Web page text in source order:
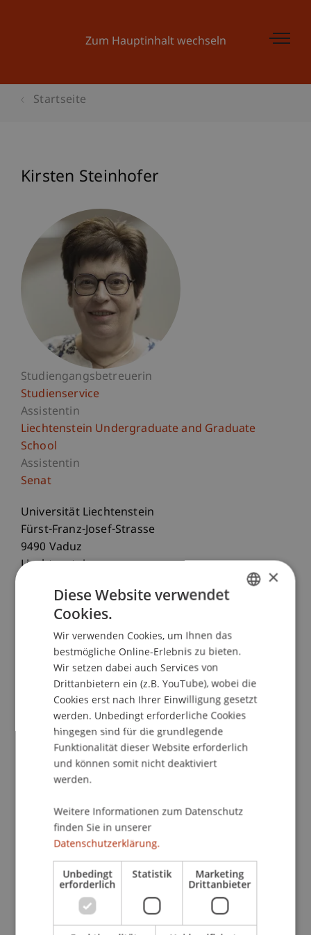
Zum Hauptinhalt wechseln
Startseite
Kirsten Steinhofer
Studiengangsbetreuerin
Studienservice
Assistentin
Liechtenstein Undergraduate and Graduate
School
Assistentin
Senat
Universität Liechtenstein
Fürst-Franz-Josef-Strasse
9490 Vaduz
Liechtenstein
T. +423 265 11 38
kirsten.steinhofer@uni.li
Forschung
Demokratie in der akademischen Lehre
IBH-Positionen
Februar 2018 bis August 2019 (abgeschlossen)
Der Entwurf akademischer Curricula wird unter
unterschiedliche Kriterien (learning outcomes,
Modularisierung, europäische Richtlinien u.a.m.)
bestimmt. Die ...Weitere
technologies to support thesis writing
IBH-Förderprojekt
Oktober 2017 bis Dezember 2019 (abgeschlossen)
Thesis Writer - Get your thesis
×
Diese Website verwendet
Cookies.
Wir verwenden Cookies, um Ihnen das
bestmögliche Online-Erlebnis zu bieten.
Wir setzen dabei auch Services von
Drittanbietern ein (z.B. YouTube), wobei die
Cookies erst nach Ihrer Einwilligung gesetzt
werden. Unbedingt erforderliche Cookies
hingegen sind für die grundlegende
Funktionalität dieser Website erforderlich
und können somit nicht deaktiviert
werden.
Weitere Informationen zum Datenschutz
finden Sie in unserer
Datenschutzerklärung.
Unbedingt
erforderlich
Statistik Marketing
Drittanbieter